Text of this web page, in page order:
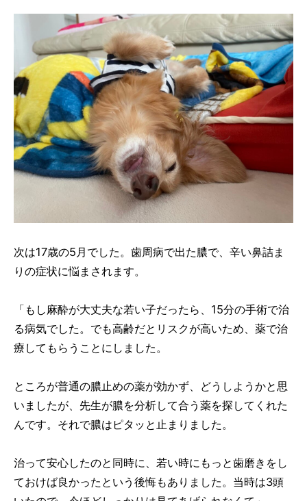
次は17歳の5月でした。歯周病で出た膿で、辛い鼻詰ま
りの症状に悩まされます。
「もし麻酔が大丈夫な若い子だったら、15分の手術で治
る病気でした。でも高齢だとリスクが高いため、薬で治
療してもらうことにしました。
ところが普通の膿止めの薬が効かず、どうしようかと思
いましたが、先生が膿を分析して合う薬を探してくれた
んです。それで膿はピタッと止まりました。
治って安心したのと同時に、若い時にもっと歯磨きをし
ておけば良かったという後悔もありました。当時は3頭